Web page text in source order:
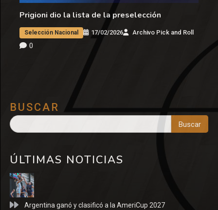
Prigioni dio la lista de la preselección
Selección Nacional 17/02/2026 Archivo Pick and Roll
0
BUSCAR
Buscar
ÚLTIMAS NOTICIAS
Argentina ganó y clasificó a la AmeriCup 2027